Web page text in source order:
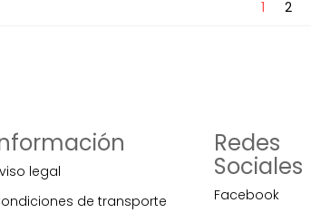
1 2
legal
de transporte
Redes
Sociales
Facebook